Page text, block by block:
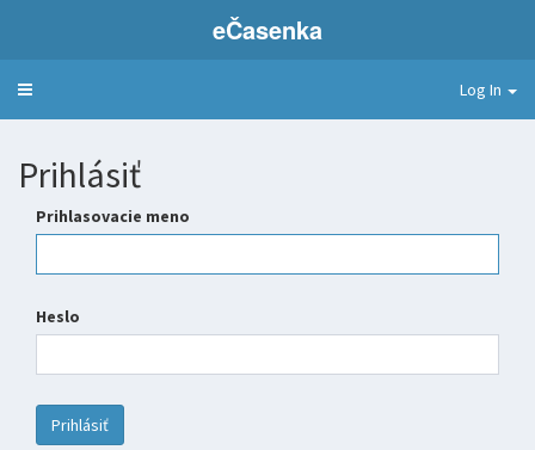
eČasenka
Toggle
Log In
Prihlásiť
Prihlasovacie meno
Heslo